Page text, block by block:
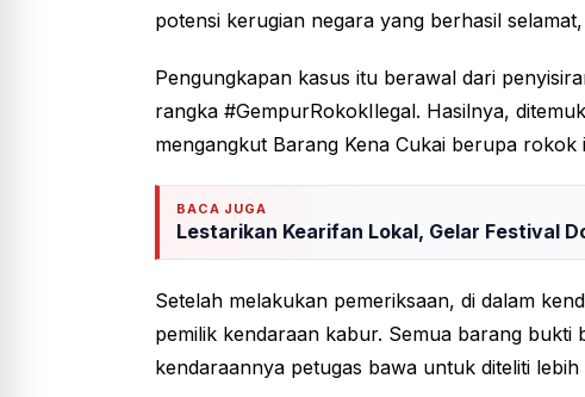
potensi kerugian negara yang berhasil
Pengungkapan kasus itu berawal dari
rangka #GempurRokokIlegal. Hasilnya,
mengangkut Barang Kena Cukai berupa rokok
BACA JUGA
Lestarikan Kearifan Lokal, Gelar Festival
Setelah melakukan pemeriksaan, di dalam
pemilik kendaraan kabur. Semua barang
kendaraannya petugas bawa untuk diteliti lebih